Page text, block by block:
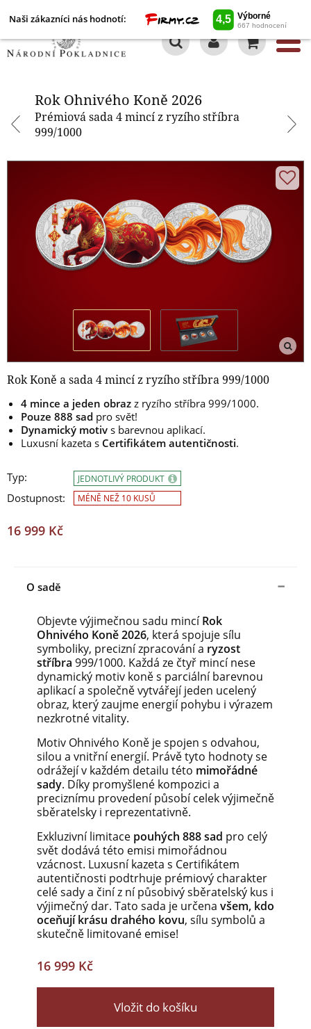
Naši zákazníci nás hodnotí:
Rok Ohnivého Koně 2026
Prémiová sada 4 mincí z ryzího stříbra
999/1000
Rok Koně a sada 4 mincí z ryzího stříbra 999/1000
4 mince a jeden obraz z ryzího stříbra 999/1000.
Pouze 888 sad pro svět!
Dynamický motiv s barevnou aplikací.
Luxusní kazeta s Certifikátem autentičnosti.
Typ:
Dostupnost:
JEDNOTLIVÝ PRODUKT
MÉNĚ NEŽ 10 KUSŮ
16 999 Kč
O sadě
Objevte výjimečnou sadu mincíRok
Ohnivého Koně 2026, která spojuje sílu
symboliky, precizní zpracování a ryzost
stříbra 999/1000. Každá ze čtyř mincí nese
dynamický motiv koně s parciální barevnou
aplikací a společně vytvářejí jeden ucelený
obraz, který zaujme energií pohybu i výrazem
nezkrotné vitality.
Motiv Ohnivého Koně je spojen s odvahou,
silou a vnitřní energií. Právě tyto hodnoty se
odrážejí v každém detailu této mimořádné
sady. Díky promyšlené kompozici a
preciznímu provedení působí celek výjimečně
sběratelsky i reprezentativně.
Exkluzivní limitace pouhých 888 sad pro celý
svět dodává této emisi mimořádnou
vzácnost. Luxusní kazeta s Certifikátem
autentičnosti podtrhuje prémiový charakter
celé sady a činí z ní působivý sběratelský kus i
výjimečný dar. Tato sada je určena všem, kdo
oceňují krásu drahého kovu, sílu symbolů a
skutečně limitované emise!
16 999 Kč
Vložit do košíku
Rok Ohnivého Koně 2026